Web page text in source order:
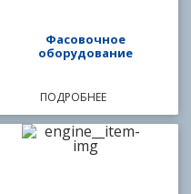
Фасовочное
оборудование
ПОДРОБНЕЕ